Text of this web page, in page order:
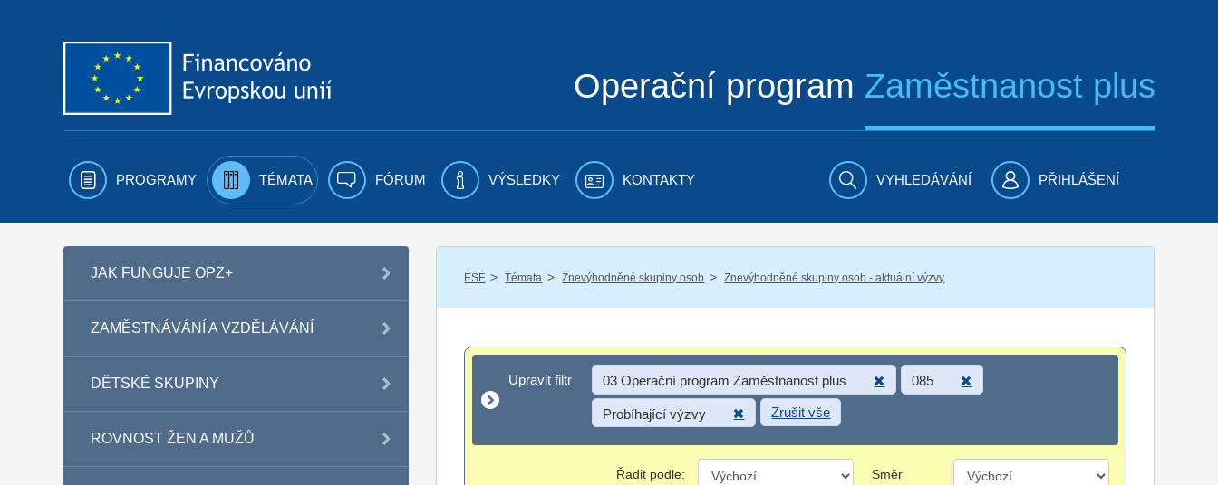
Operační program Zaměstnanost plus
PROGRAMY TÉMATA FÓRUM VÝSLEDKY KONTAKTY VYHLEDÁVÁNÍ PŘIHLÁŠENÍ
JAK FUNGUJE OPZ+
ZAMĚSTNÁVÁNÍ A VZDĚLÁVÁNÍ
DĚTSKÉ SKUPINY
ROVNOST ŽEN A MUŽŮ
ESF / Témata / Znevýhodněné skupiny osob / Znevýhodněné skupiny osob - aktuální výzvy
Upravit filtr
Upravit filtr 03 Operační program Zaměstnanost plus 085
Probíhající výzvy Zrušit vše
Řadit podle: Směr